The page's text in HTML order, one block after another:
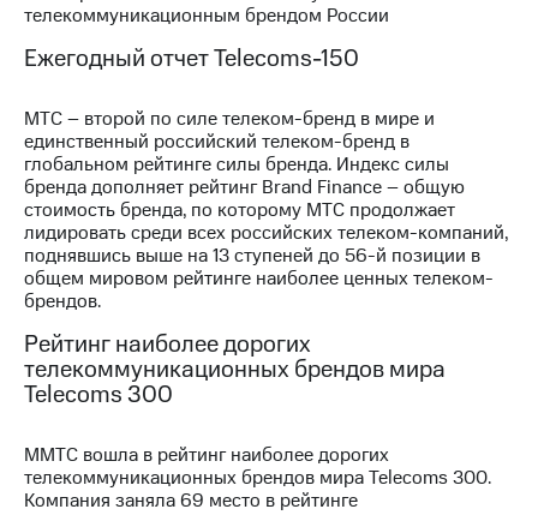
о технологиях
Достижения
Интервью
Финансовая
отчетность
Контакты
в
регионе
и акционерам
управление
Корпоративный
телекоммуникационным брендом России
Ежегодный отчет Telecoms-150
МТС – второй по силе телеком-бренд в мире и
единственный российский телеком-бренд в
глобальном рейтинге силы бренда. Индекс силы
бренда дополняет рейтинг Brand Finance – общую
стоимость бренда, по которому МТС продолжает
лидировать среди всех российских телеком-компаний,
поднявшись выше на 13 ступеней до 56-й позиции в
общем мировом рейтинге наиболее ценных телеком-
брендов.
Рейтинг наиболее дорогих
телекоммуникационных брендов мира
Telecoms 300
ММТС вошла в рейтинг наиболее дорогих
телекоммуникационных брендов мира Telecoms 300.
Компания заняла 69 место в рейтинге